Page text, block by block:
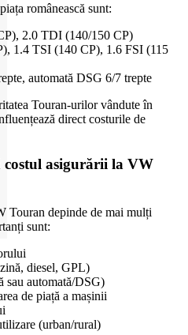
românească sunt:
2.0 TDI (140/150 CP)
1.4 TSI (140 CP), 1.6 FSI (115
automată DSG 6/7 trepte
Touran-urilor vândute în
direct costurile de
costul asigurării la VW
Touran depinde de mai mulți
sunt:
diesel, GPL)
sau automată/DSG)
de piață a mașinii
(urban/rural)